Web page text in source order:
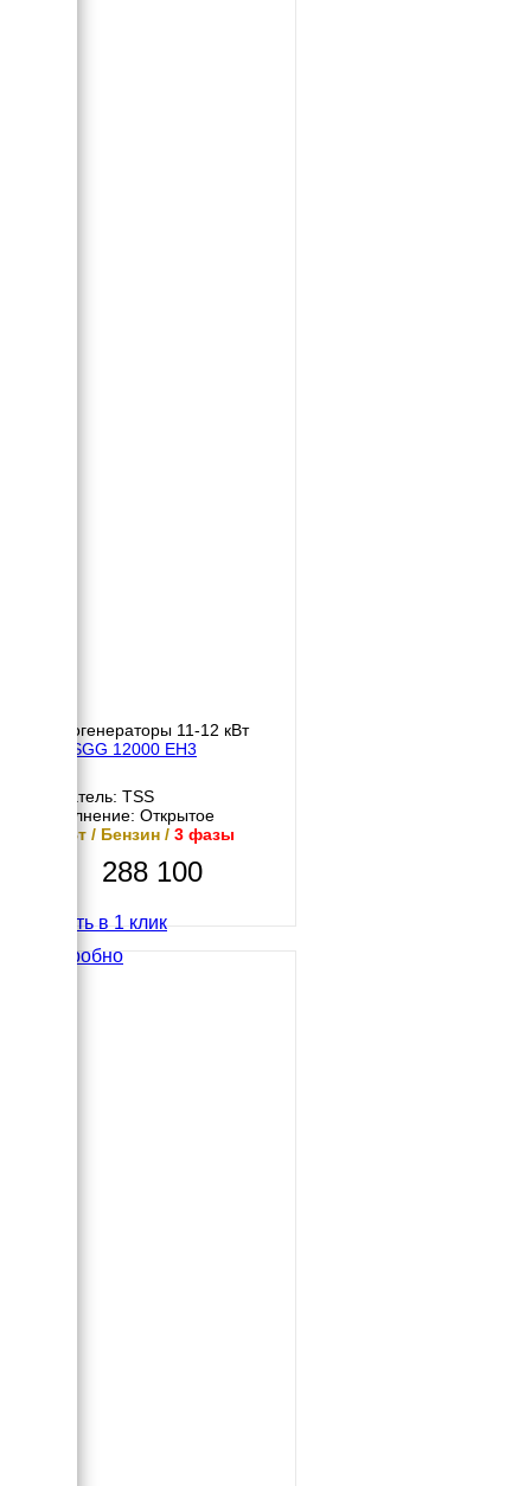
Бензогенераторы 11-12 кВт
TSS SGG 12000 EH3
Двигатель: TSS
Исполнение: Открытое
12 кВт / Бензин / 3 фазы
288 100
Купить в 1 клик
Подробно